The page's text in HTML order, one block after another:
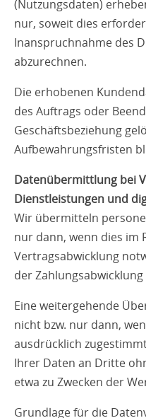
(Nutzungsdaten)
nur, soweit dies
Inanspruchnahme des
abzurechnen.
Die erhobenen
des Auftrags oder
Geschäftsbeziehung
Aufbewahrungsfristen
Datenübermittlung bei
Dienstleistungen und
Wir übermitteln
nur dann, wenn dies im
Vertragsabwicklung
der
Eine weitergehende
nicht bzw. nur dann,
ausdrücklich
Ihrer Daten an Dritte
etwa zu Zwecken der
Grundlage für die